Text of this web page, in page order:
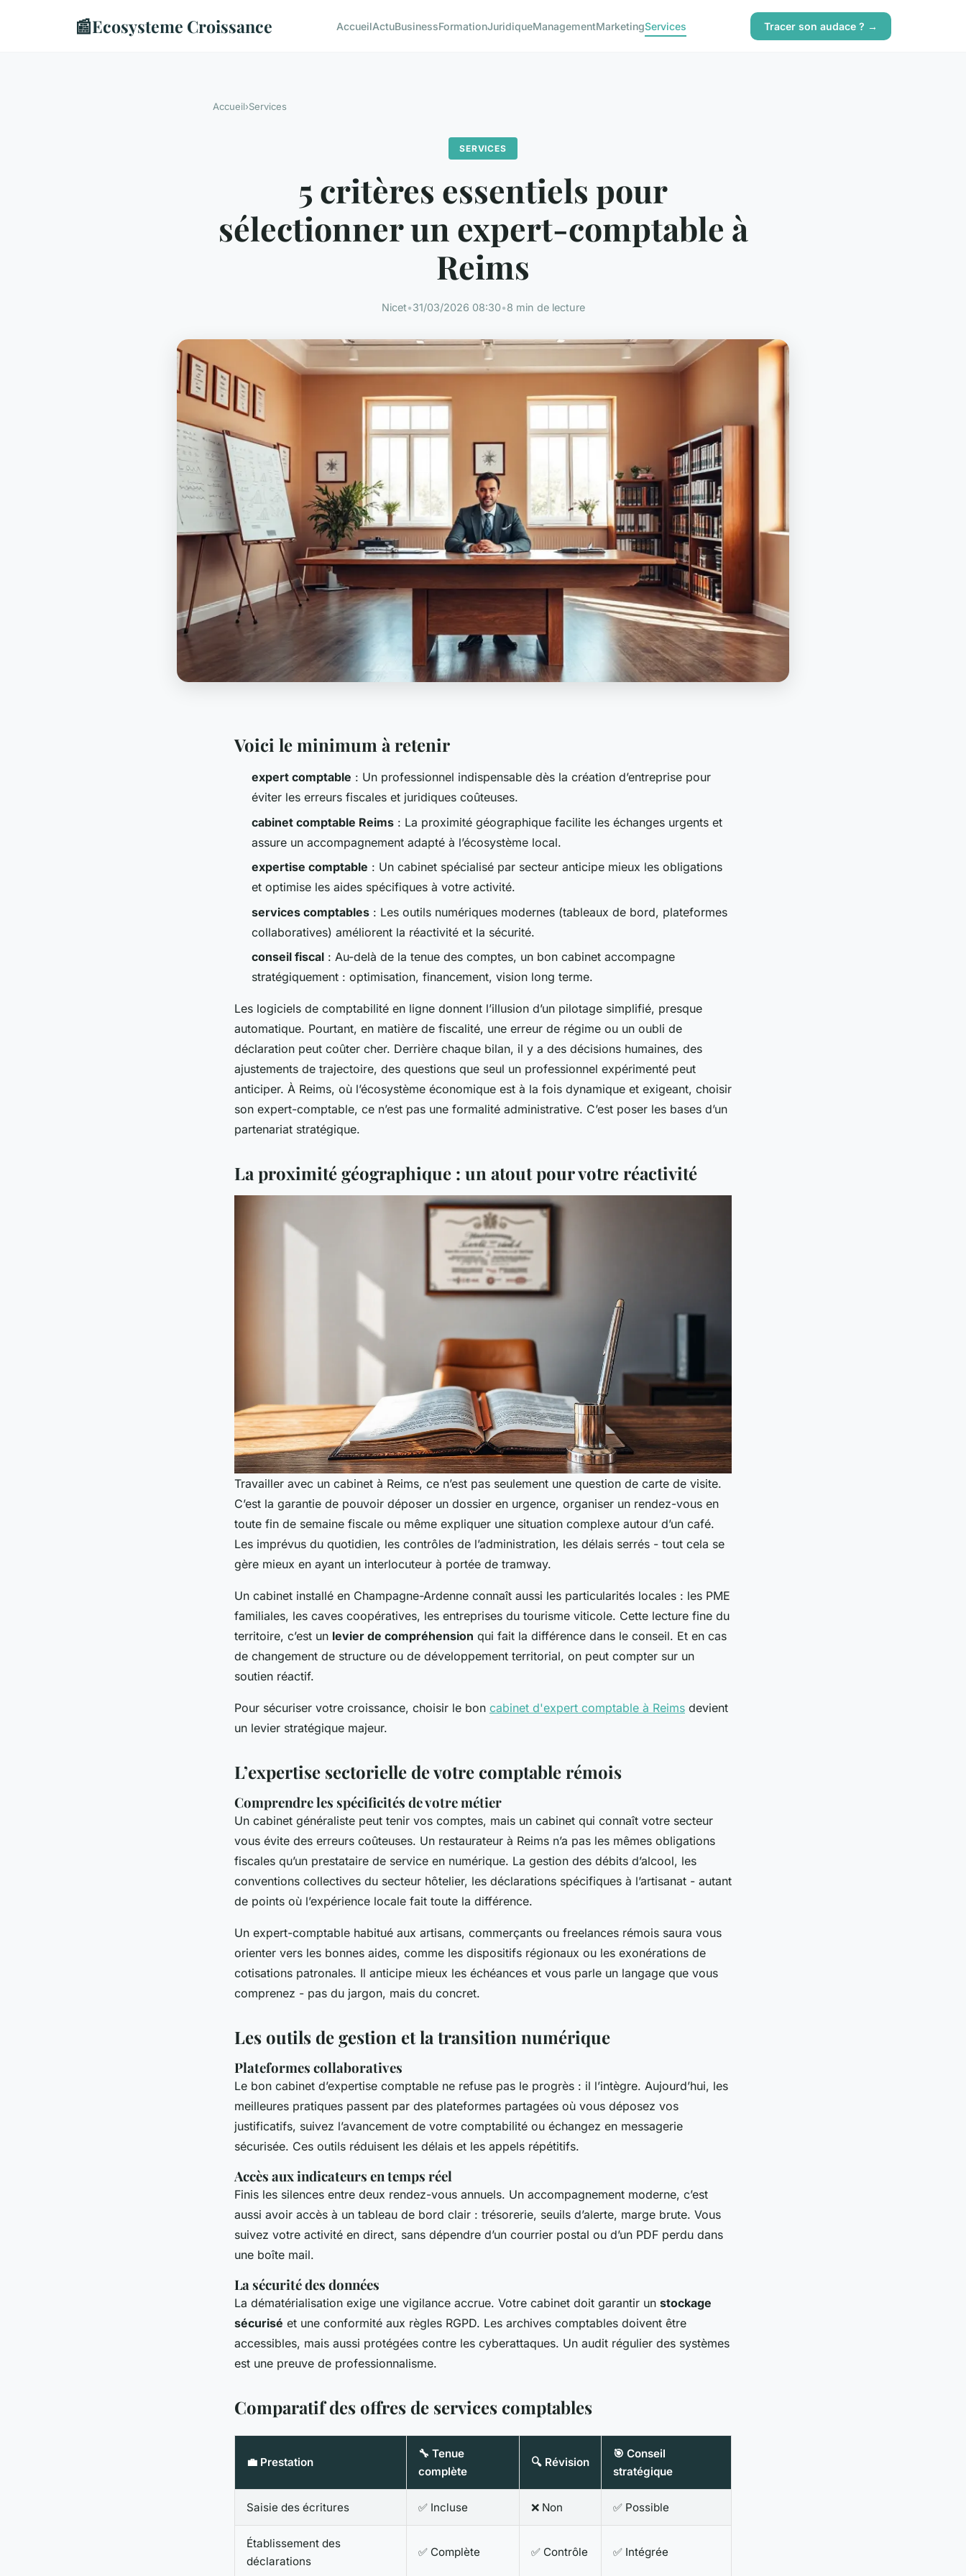
📰Ecosysteme Croissance AccueilActuBusinessFormationJuridiqueManagementMarketingServices Tracer son audace ? →
Accueil›Services
SERVICES
5 critères essentiels pour
sélectionner un expert-comptable à
Reims
Nicet•31/03/2026 08:30•8 min de lecture
Voici le minimum à retenir
expert comptable : Un professionnel indispensable dès la création d’entreprise pour
éviter les erreurs fiscales et juridiques coûteuses.
cabinet comptable Reims : La proximité géographique facilite les échanges urgents et
assure un accompagnement adapté à l’écosystème local.
expertise comptable : Un cabinet spécialisé par secteur anticipe mieux les obligations
et optimise les aides spécifiques à votre activité.
services comptables : Les outils numériques modernes (tableaux de bord, plateformes
collaboratives) améliorent la réactivité et la sécurité.
conseil fiscal : Au-delà de la tenue des comptes, un bon cabinet accompagne
stratégiquement : optimisation, financement, vision long terme.
Les logiciels de comptabilité en ligne donnent l’illusion d’un pilotage simplifié, presque
automatique. Pourtant, en matière de fiscalité, une erreur de régime ou un oubli de
déclaration peut coûter cher. Derrière chaque bilan, il y a des décisions humaines, des
ajustements de trajectoire, des questions que seul un professionnel expérimenté peut
anticiper. À Reims, où l’écosystème économique est à la fois dynamique et exigeant, choisir
son expert-comptable, ce n’est pas une formalité administrative. C’est poser les bases d’un
partenariat stratégique.
La proximité géographique : un atout pour votre réactivité
Travailler avec un cabinet à Reims, ce n’est pas seulement une question de carte de visite.
C’est la garantie de pouvoir déposer un dossier en urgence, organiser un rendez-vous en
toute fin de semaine fiscale ou même expliquer une situation complexe autour d’un café.
Les imprévus du quotidien, les contrôles de l’administration, les délais serrés - tout cela se
gère mieux en ayant un interlocuteur à portée de tramway.
Un cabinet installé en Champagne-Ardenne connaît aussi les particularités locales : les PME
familiales, les caves coopératives, les entreprises du tourisme viticole. Cette lecture fine du
territoire, c’est un levier de compréhension qui fait la différence dans le conseil. Et en cas
de changement de structure ou de développement territorial, on peut compter sur un
soutien réactif.
Pour sécuriser votre croissance, choisir le bon cabinet d'expert comptable à Reims devient
un levier stratégique majeur.
L’expertise sectorielle de votre comptable rémois
Comprendre les spécificités de votre métier
Un cabinet généraliste peut tenir vos comptes, mais un cabinet qui connaît votre secteur
vous évite des erreurs coûteuses. Un restaurateur à Reims n’a pas les mêmes obligations
fiscales qu’un prestataire de service en numérique. La gestion des débits d’alcool, les
conventions collectives du secteur hôtelier, les déclarations spécifiques à l’artisanat - autant
de points où l’expérience locale fait toute la différence.
Un expert-comptable habitué aux artisans, commerçants ou freelances rémois saura vous
orienter vers les bonnes aides, comme les dispositifs régionaux ou les exonérations de
cotisations patronales. Il anticipe mieux les échéances et vous parle un langage que vous
comprenez - pas du jargon, mais du concret.
Les outils de gestion et la transition numérique
Plateformes collaboratives
Le bon cabinet d’expertise comptable ne refuse pas le progrès : il l’intègre. Aujourd’hui, les
meilleures pratiques passent par des plateformes partagées où vous déposez vos
justificatifs, suivez l’avancement de votre comptabilité ou échangez en messagerie
sécurisée. Ces outils réduisent les délais et les appels répétitifs.
Accès aux indicateurs en temps réel
Finis les silences entre deux rendez-vous annuels. Un accompagnement moderne, c’est
aussi avoir accès à un tableau de bord clair : trésorerie, seuils d’alerte, marge brute. Vous
suivez votre activité en direct, sans dépendre d’un courrier postal ou d’un PDF perdu dans
une boîte mail.
La sécurité des données
La dématérialisation exige une vigilance accrue. Votre cabinet doit garantir un stockage
sécurisé et une conformité aux règles RGPD. Les archives comptables doivent être
accessibles, mais aussi protégées contre les cyberattaques. Un audit régulier des systèmes
est une preuve de professionnalisme.
Comparatif des offres de services comptables
💼 Prestation
🔧 Tenue
complète
🔍 Révision
🎯 Conseil
stratégique
Saisie des écritures ✅ Incluse ❌ Non ✅ Possible
Établissement des
déclarations
✅ Complète ✅ Contrôle ✅ Intégrée